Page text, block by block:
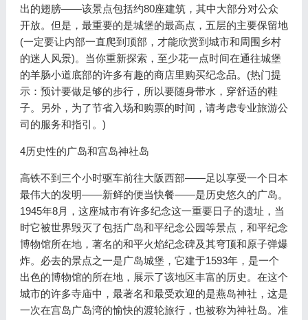
出的翅膀——该景点包括约80座建筑，其中大部分对公众
开放。但是，最重要的是城堡的最高点，五层的主要保留地
(一定要让内部一直爬到顶部，才能欣赏到城市和周围乡村
的迷人风景)。当你重新探索，至少花一点时间在通往城堡
的羊肠小道底部的许多有趣的商店里购买纪念品。(热门提
示：预计要做足够的步行，所以要随身带水，穿舒适的鞋
子。另外，为了节省入场和购票的时间，请考虑专业旅游公
司的服务和指引。)
4历史性的广岛和宫岛神社岛
高铁不到三个小时驱车前往大阪西部——足以享受一个日本
最伟大的发明——新鲜的便当快餐——是历史悠久的广岛。
1945年8月，这座城市有许多纪念这一重要日子的遗址，当
时它被世界毁灭了包括广岛和平纪念公园等景点，和平纪念
博物馆所在地，著名的和平火焰纪念碑及其穹顶和原子弹爆
炸。必去的景点之一是广岛城堡，它建于1593年，是一个
出色的博物馆的所在地，展示了该地区丰富的历史。在这个
城市的许多寺庙中，最著名和最受欢迎的是燕岛神社，这是
一次在宫岛广岛湾的愉快的渡轮旅行，也被称为神社岛。准